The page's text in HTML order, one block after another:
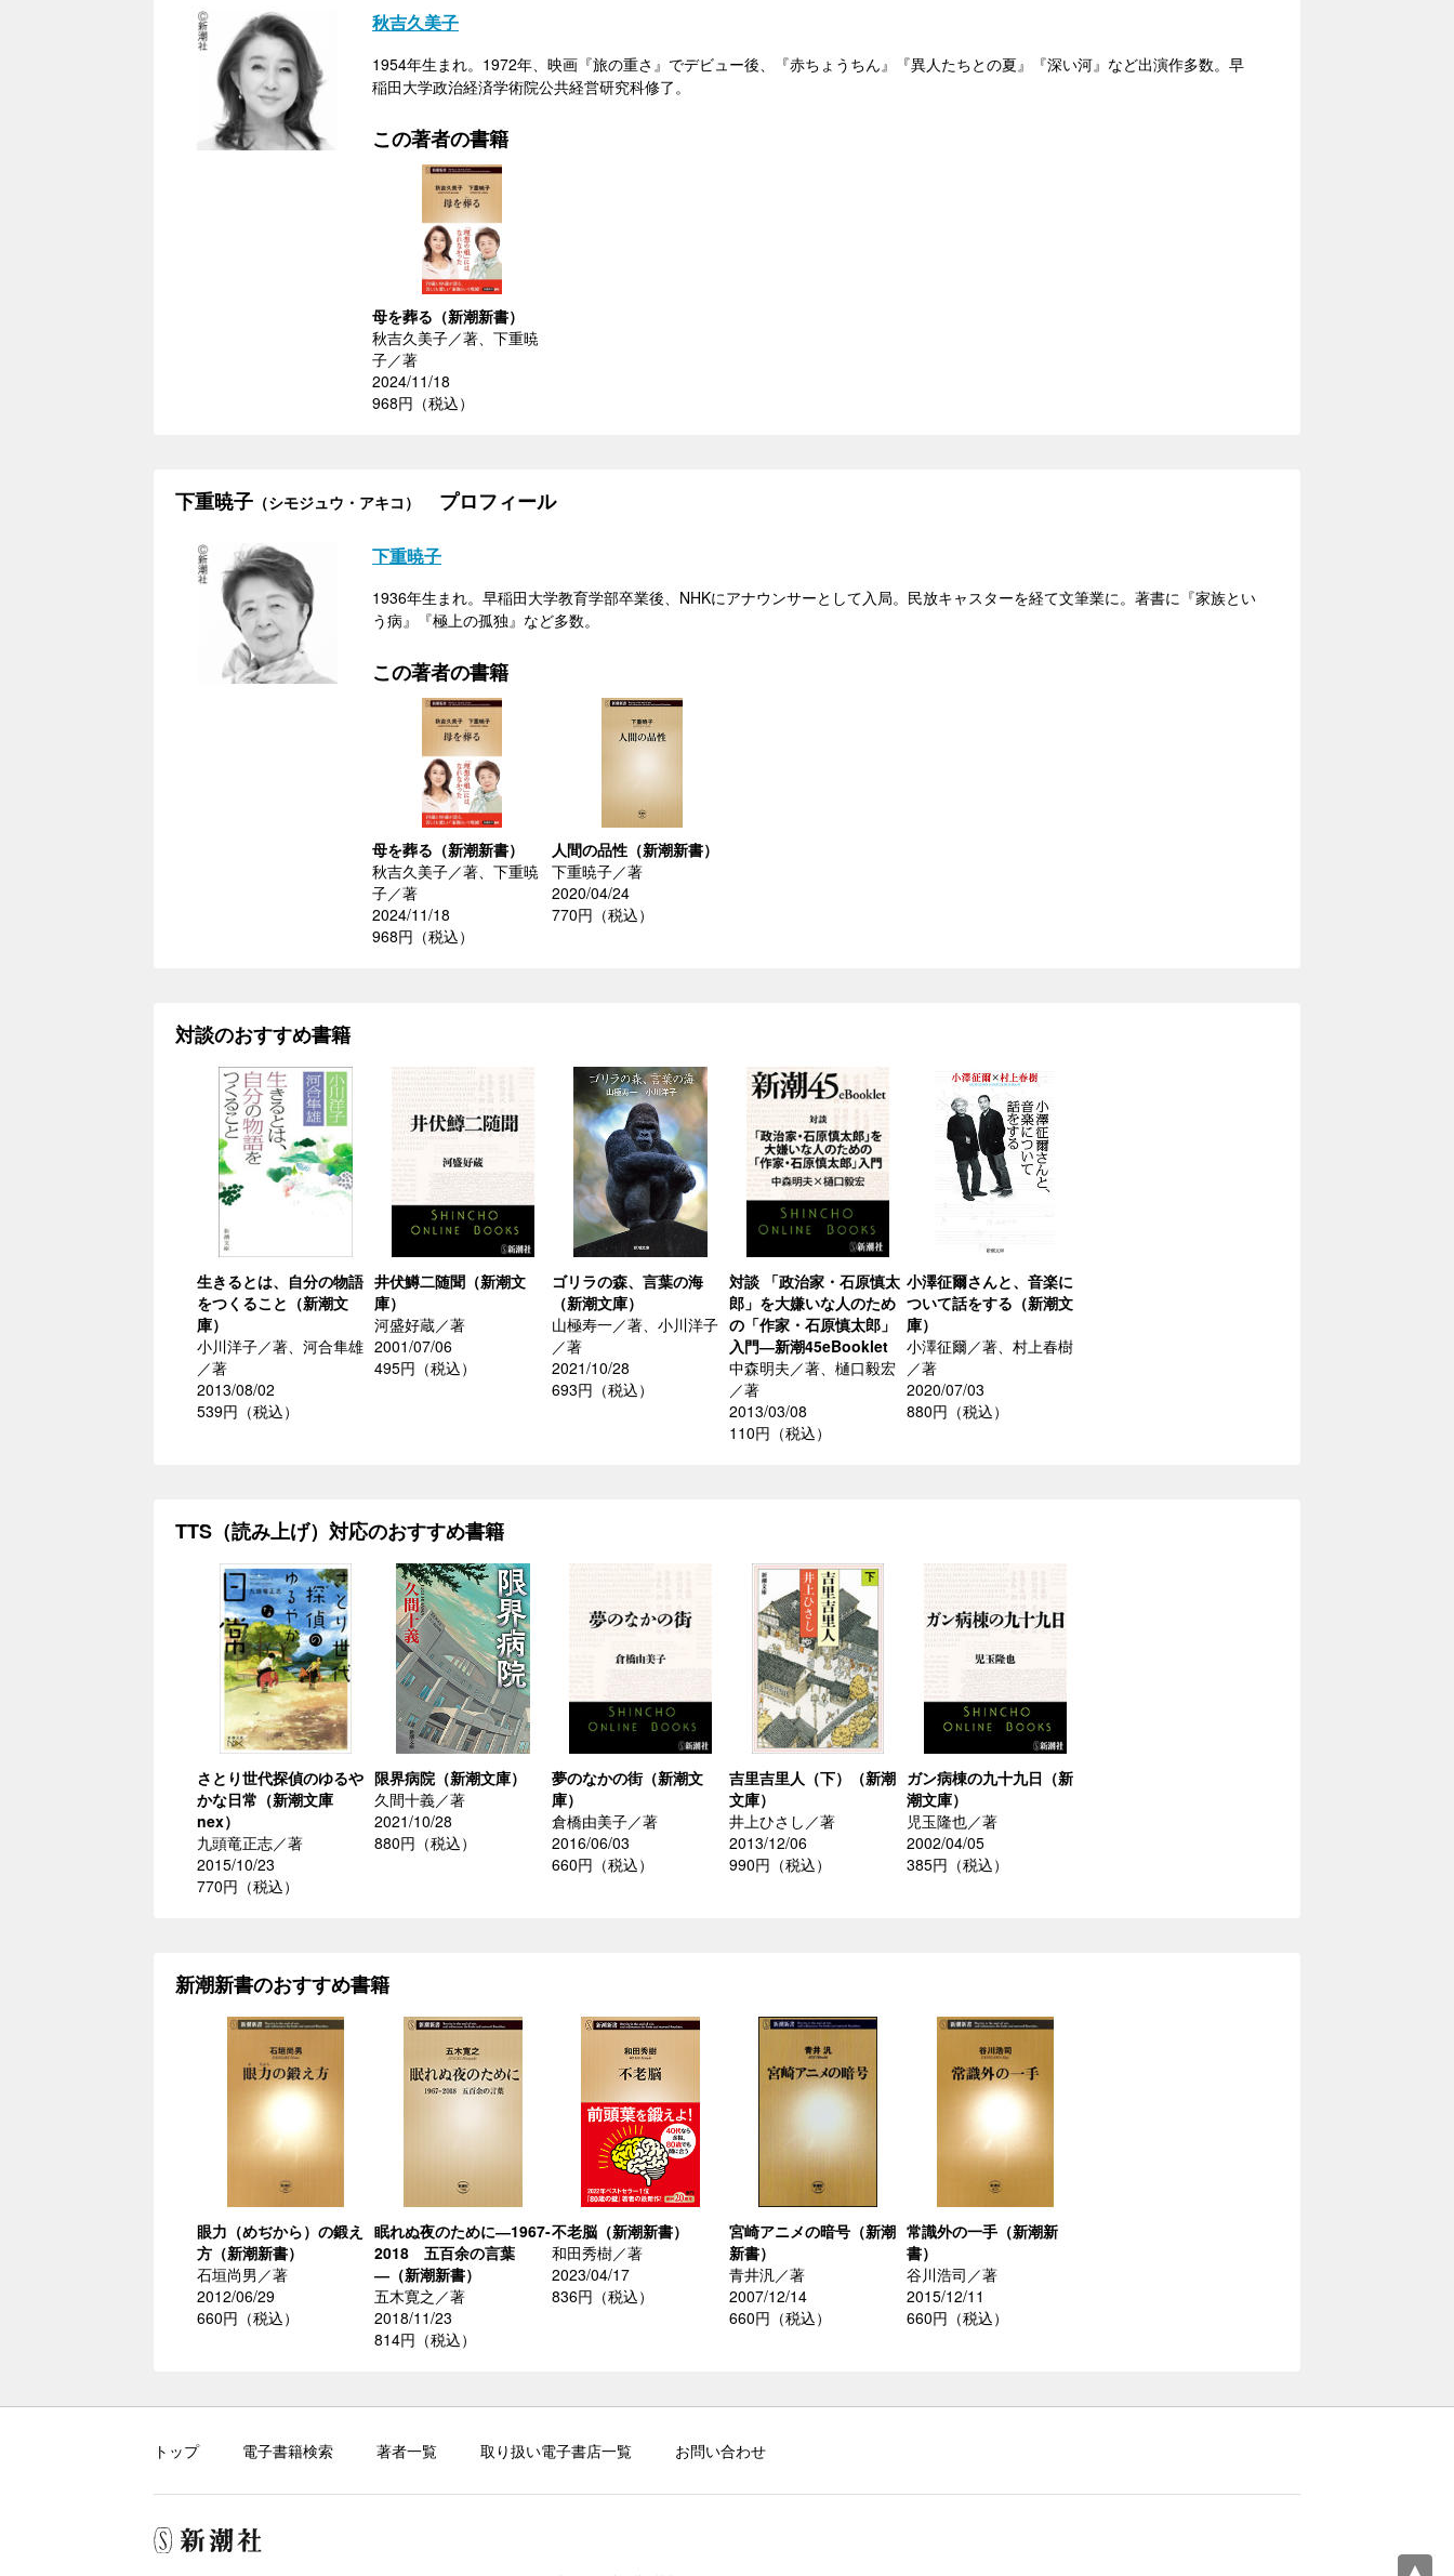
秋吉久美子
1954年生まれ。1972年、映画『旅の重さ』でデビュー後、『赤ちょうちん』『異人たちとの夏』『深い河』など出演作多数。早
稲田大学政治経済学術院公共経営研究科修了。
この著者の書籍
母を葬る（新潮新書）
秋吉久美子／著、下重暁
子／著
2024/11/18
968円（税込）
下重暁子 （シモジュウ・アキコ） プロフィール
下重暁子
1936年生まれ。早稲田大学教育学部卒業後、NHKにアナウンサーとして入局。民放キャスターを経て文筆業に。著書に『家族とい
う病』『極上の孤独』など多数。
この著者の書籍
母を葬る（新潮新書）
秋吉久美子／著、下重暁
子／著
2024/11/18
968円（税込）
人間の品性（新潮新書）
下重暁子／著
2020/04/24
770円（税込）
対談のおすすめ書籍
生きるとは、自分の物語
をつくること（新潮文
庫）
小川洋子／著、河合隼雄
／著
2013/08/02
539円（税込）
井伏鱒二随聞（新潮文
庫）
河盛好蔵／著
2001/07/06
495円（税込）
ゴリラの森、言葉の海
（新潮文庫）
山極寿一／著、小川洋子
／著
2021/10/28
693円（税込）
対談 「政治家・石原慎太
郎」を大嫌いな人のため
の「作家・石原慎太郎」
入門―新潮45eBooklet
中森明夫／著、樋口毅宏
／著
2013/03/08
110円（税込）
小澤征爾さんと、音楽に
ついて話をする（新潮文
庫）
小澤征爾／著、村上春樹
／著
2020/07/03
880円（税込）
TTS（読み上げ）対応のおすすめ書籍
さとり世代探偵のゆるや
かな日常（新潮文庫
nex）
九頭竜正志／著
2015/10/23
770円（税込）
限界病院（新潮文庫）
久間十義／著
2021/10/28
880円（税込）
夢のなかの街（新潮文
庫）
倉橋由美子／著
2016/06/03
660円（税込）
吉里吉里人（下）（新潮
文庫）
井上ひさし／著
2013/12/06
990円（税込）
ガン病棟の九十九日（新
潮文庫）
児玉隆也／著
2002/04/05
385円（税込）
新潮新書のおすすめ書籍
眼力（めぢから）の鍛え
方（新潮新書）
石垣尚男／著
2012/06/29
660円（税込）
眠れぬ夜のために―1967-
2018 五百余の言葉
―（新潮新書）
五木寛之／著
2018/11/23
814円（税込）
不老脳（新潮新書）
和田秀樹／著
2023/04/17
836円（税込）
宮崎アニメの暗号（新潮
新書）
青井汎／著
2007/12/14
660円（税込）
常識外の一手（新潮新
書）
谷川浩司／著
2015/12/11
660円（税込）
トップ 電子書籍検索 著者一覧 取り扱い電子書店一覧 お問い合わせ